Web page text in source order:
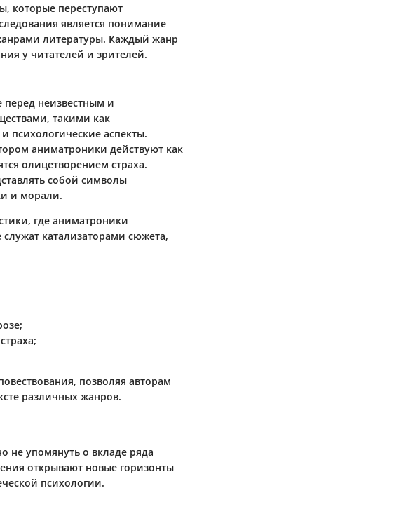
которые переступают
является понимание
литературы. Каждый жанр
у читателей и зрителей.
перед неизвестным и
такими как
психологические аспекты.
аниматроники действуют как
олицетворением страха.
собой символы
и морали.
где аниматроники
катализаторами сюжета,
позволяя авторам
различных жанров.
не упомянуть о вкладе ряда
открывают новые горизонты
психологии.